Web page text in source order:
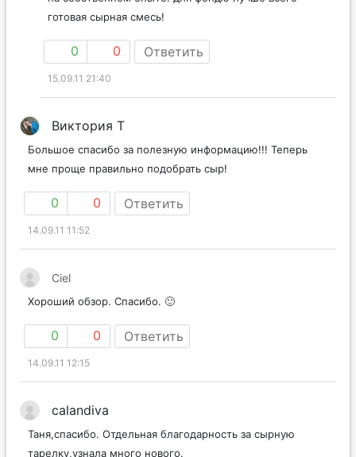
на собственном опыте: для фондю лучше всего
0 0 Ответить
15.09.11 21:40
Виктория Т
Большое спасибо за полезную информацию!!! Теперь
0 0 Ответить
14.09.11 11:52
Ciel
0 0 Ответить
14.09.11 12:15
calandiva
Таня,спасибо. Отдельная благодарность за сырную